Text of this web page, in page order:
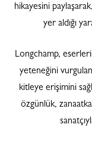
hikayesini
yer aldığı
Longchamp,
yeteneğini
kitleye erişimini
özgünlük,